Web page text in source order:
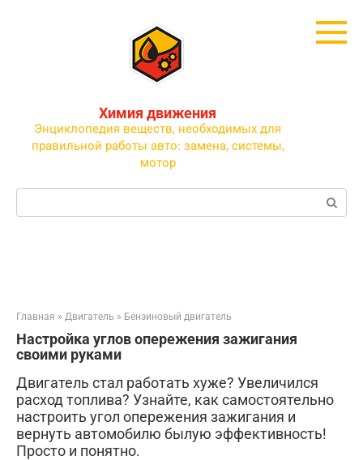
Химия движения
Энциклопедия веществ, необходимых для
правильной работы авто: замена, системы,
мотор
Поиск:
Главная » Двигатель » Бензиновый двигатель
Настройка углов опережения зажигания
своими руками
Двигатель стал работать хуже? Увеличился
расход топлива? Узнайте, как самостоятельно
настроить угол опережения зажигания и
вернуть автомобилю былую эффективность!
Просто и понятно.